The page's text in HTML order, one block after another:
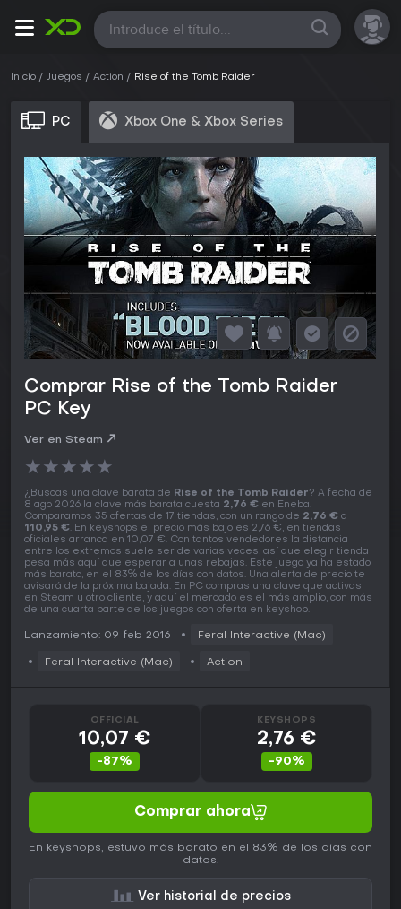
Todas
Inicio Juegos Action Rise of the Tomb Raider
PC Xbox One & Xbox Series
Comprar Rise of the Tomb Raider
PC Key
Ver en Steam
★★★★★
¿Buscas una clave barata de Rise of the Tomb Raider? A fecha de
8 ago 2026 la clave más barata cuesta 2,76 € en Eneba.
Comparamos 35 ofertas de 17 tiendas, con un rango de 2,76 € a
110,95 €. En keyshops el precio más bajo es 2,76 €, en tiendas
oficiales arranca en 10,07 €. Con tantos vendedores la distancia
entre los extremos suele ser de varias veces, así que elegir tienda
pesa más aquí que esperar a unas rebajas. Este juego ya ha estado
más barato, en el 83% de los días con datos. Una alerta de precio te
avisará de la próxima bajada. En PC compras una clave que activas
en Steam u otro cliente, y aquí el mercado es el más amplio, con más
de una cuarta parte de los juegos con oferta en keyshop.
Lanzamiento: 09 feb 2016 Feral Interactive (Mac)
Feral Interactive (Mac) Action
OFFICIAL
10,07 €
-87%
KEYSHOPS
2,76 €
-90%
Comprar ahora
En keyshops, estuvo más barato en el 83% de los días con
datos.
Ver historial de precios